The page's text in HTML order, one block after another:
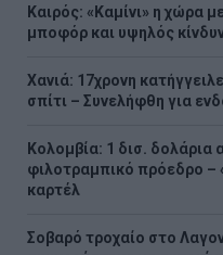
Καιρός: «Καμίνι» η χώρα
μποφόρ και υψηλός
Χανιά: 17χρονη
σπίτι – Συνελήφθη για
Κολομβία: 1 δισ. δολάρια
φιλοτραμπικό πρόεδρο –
καρτέλ
Σοβαρό τροχαίο στο